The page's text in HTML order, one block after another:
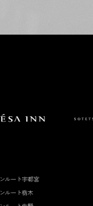
ルート宇都宮
ルート栃木